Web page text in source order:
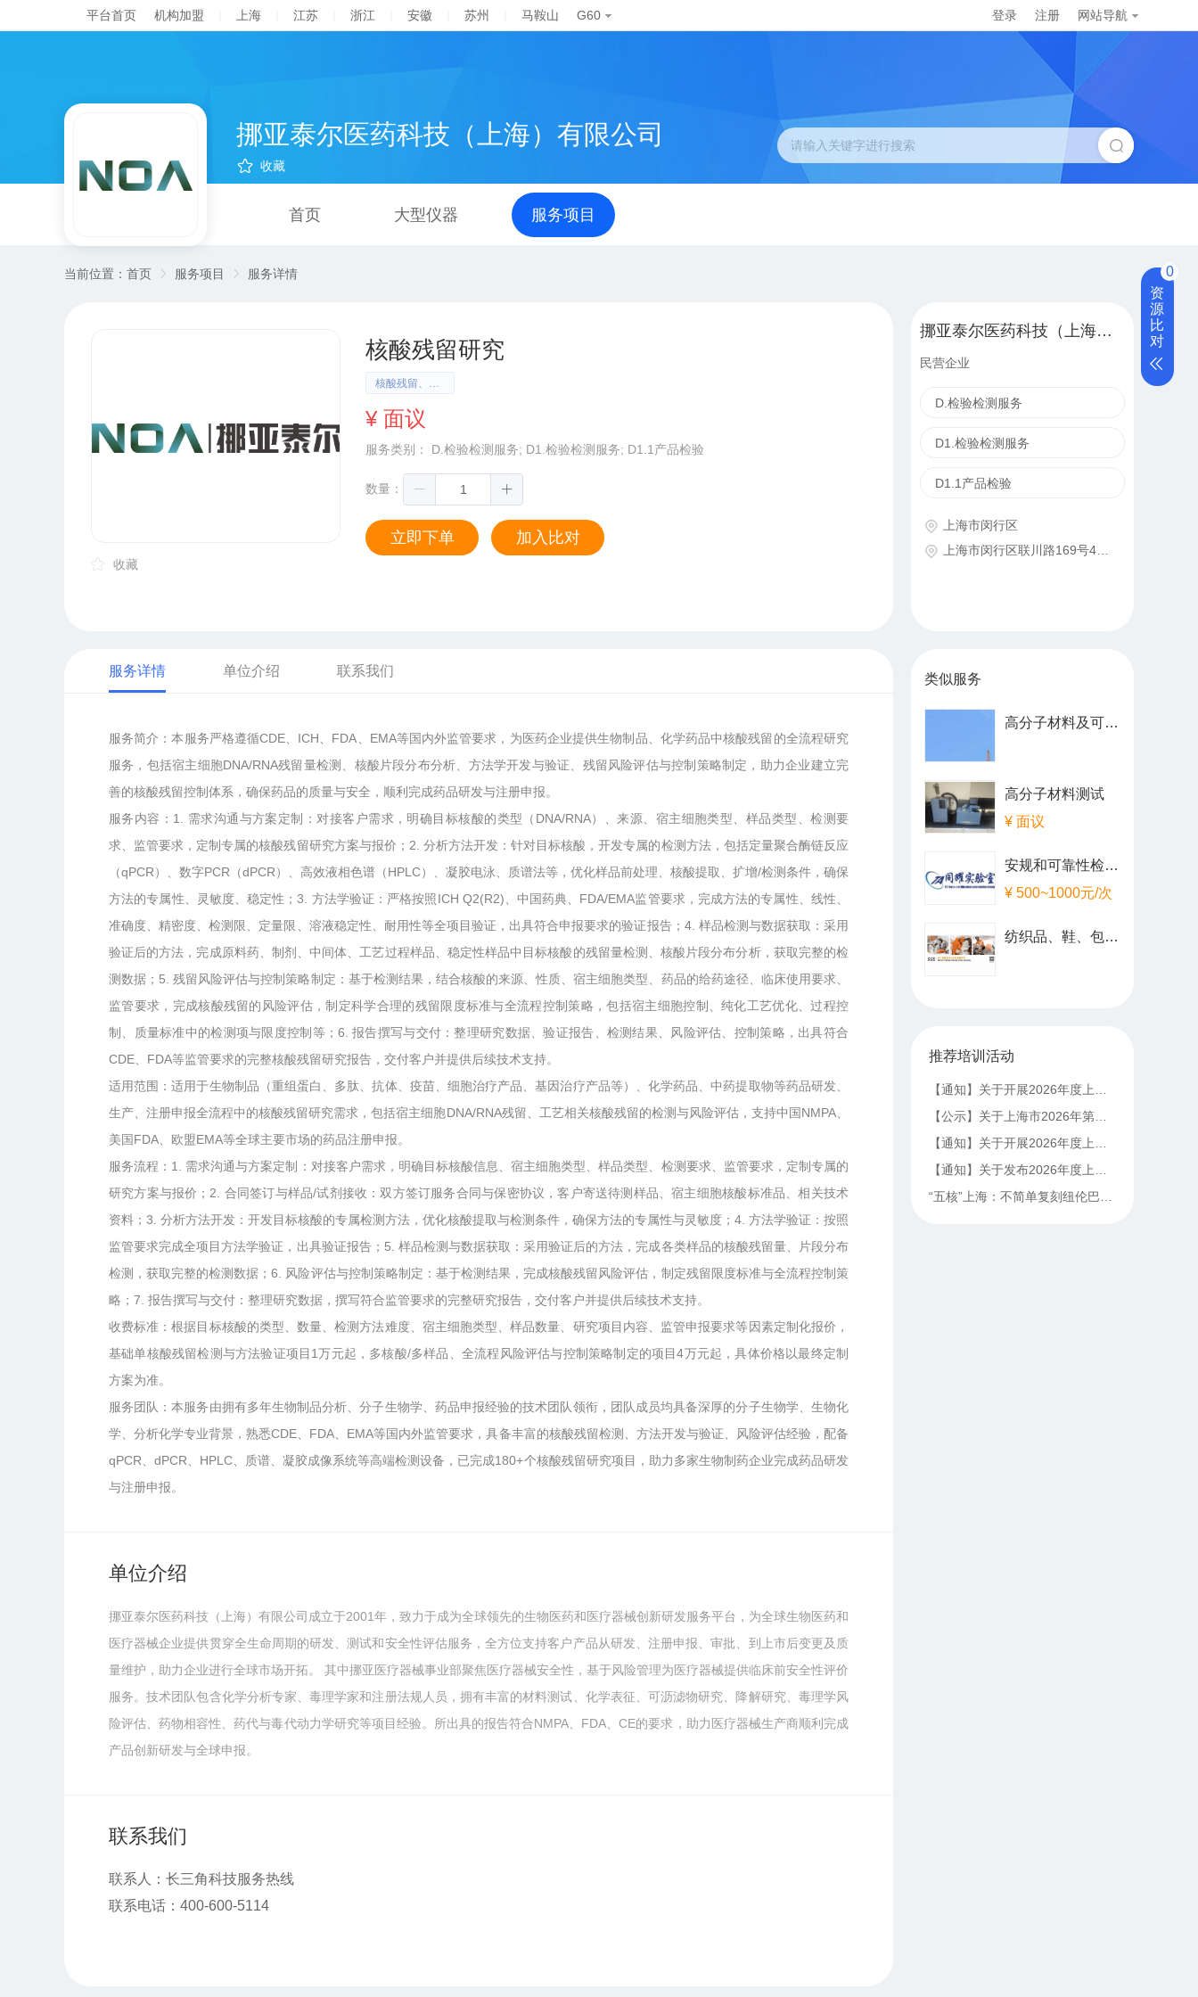
平台首页 机构加盟 上海 江苏 浙江 安徽 苏州 马鞍山 G60 登录 注册 网站导航
挪亚泰尔医药科技（上海）有限公司
收藏
首页 大型仪器 服务项目
当前位置： 首页 服务项目 服务详情
收藏
核酸残留研究
核酸残留、DNA残留、RNA残留、宿主细胞核酸、生物制品、CDE指导原则、ICH
¥ 面议
服务类别： D.检验检测服务; D1.检验检测服务; D1.1产品检验
数量：
立即下单 加入比对
服务详情 单位介绍 联系我们
服务简介：本服务严格遵循CDE、ICH、FDA、EMA等国内外监管要求，为医药企业提供生物制品、化学药品中核酸残留的全流程研究
服务，包括宿主细胞DNA/RNA残留量检测、核酸片段分布分析、方法学开发与验证、残留风险评估与控制策略制定，助力企业建立完
善的核酸残留控制体系，确保药品的质量与安全，顺利完成药品研发与注册申报。
服务内容：1. 需求沟通与方案定制：对接客户需求，明确目标核酸的类型（DNA/RNA）、来源、宿主细胞类型、样品类型、检测要
求、监管要求，定制专属的核酸残留研究方案与报价；2. 分析方法开发：针对目标核酸，开发专属的检测方法，包括定量聚合酶链反应
（qPCR）、数字PCR（dPCR）、高效液相色谱（HPLC）、凝胶电泳、质谱法等，优化样品前处理、核酸提取、扩增/检测条件，确保
方法的专属性、灵敏度、稳定性；3. 方法学验证：严格按照ICH Q2(R2)、中国药典、FDA/EMA监管要求，完成方法的专属性、线性、
准确度、精密度、检测限、定量限、溶液稳定性、耐用性等全项目验证，出具符合申报要求的验证报告；4. 样品检测与数据获取：采用
验证后的方法，完成原料药、制剂、中间体、工艺过程样品、稳定性样品中目标核酸的残留量检测、核酸片段分布分析，获取完整的检
测数据；5. 残留风险评估与控制策略制定：基于检测结果，结合核酸的来源、性质、宿主细胞类型、药品的给药途径、临床使用要求、
监管要求，完成核酸残留的风险评估，制定科学合理的残留限度标准与全流程控制策略，包括宿主细胞控制、纯化工艺优化、过程控
制、质量标准中的检测项与限度控制等；6. 报告撰写与交付：整理研究数据、验证报告、检测结果、风险评估、控制策略，出具符合
CDE、FDA等监管要求的完整核酸残留研究报告，交付客户并提供后续技术支持。
适用范围：适用于生物制品（重组蛋白、多肽、抗体、疫苗、细胞治疗产品、基因治疗产品等）、化学药品、中药提取物等药品研发、
生产、注册申报全流程中的核酸残留研究需求，包括宿主细胞DNA/RNA残留、工艺相关核酸残留的检测与风险评估，支持中国NMPA、
美国FDA、欧盟EMA等全球主要市场的药品注册申报。
服务流程：1. 需求沟通与方案定制：对接客户需求，明确目标核酸信息、宿主细胞类型、样品类型、检测要求、监管要求，定制专属的
研究方案与报价；2. 合同签订与样品/试剂接收：双方签订服务合同与保密协议，客户寄送待测样品、宿主细胞核酸标准品、相关技术
资料；3. 分析方法开发：开发目标核酸的专属检测方法，优化核酸提取与检测条件，确保方法的专属性与灵敏度；4. 方法学验证：按照
监管要求完成全项目方法学验证，出具验证报告；5. 样品检测与数据获取：采用验证后的方法，完成各类样品的核酸残留量、片段分布
检测，获取完整的检测数据；6. 风险评估与控制策略制定：基于检测结果，完成核酸残留风险评估，制定残留限度标准与全流程控制策
略；7. 报告撰写与交付：整理研究数据，撰写符合监管要求的完整研究报告，交付客户并提供后续技术支持。
收费标准：根据目标核酸的类型、数量、检测方法难度、宿主细胞类型、样品数量、研究项目内容、监管申报要求等因素定制化报价，
基础单核酸残留检测与方法验证项目1万元起，多核酸/多样品、全流程风险评估与控制策略制定的项目4万元起，具体价格以最终定制
方案为准。
服务团队：本服务由拥有多年生物制品分析、分子生物学、药品申报经验的技术团队领衔，团队成员均具备深厚的分子生物学、生物化
学、分析化学专业背景，熟悉CDE、FDA、EMA等国内外监管要求，具备丰富的核酸残留检测、方法开发与验证、风险评估经验，配备
qPCR、dPCR、HPLC、质谱、凝胶成像系统等高端检测设备，已完成180+个核酸残留研究项目，助力多家生物制药企业完成药品研发
与注册申报。
单位介绍
挪亚泰尔医药科技（上海）有限公司成立于2001年，致力于成为全球领先的生物医药和医疗器械创新研发服务平台，为全球生物医药和
医疗器械企业提供贯穿全生命周期的研发、测试和安全性评估服务，全方位支持客户产品从研发、注册申报、审批、到上市后变更及质
量维护，助力企业进行全球市场开拓。 其中挪亚医疗器械事业部聚焦医疗器械安全性，基于风险管理为医疗器械提供临床前安全性评价
服务。技术团队包含化学分析专家、毒理学家和注册法规人员，拥有丰富的材料测试、化学表征、可沥滤物研究、降解研究、毒理学风
险评估、药物相容性、药代与毒代动力学研究等项目经验。所出具的报告符合NMPA、FDA、CE的要求，助力医疗器械生产商顺利完成
产品创新研发与全球申报。
联系我们
联系人：长三角科技服务热线
联系电话：400-600-5114
挪亚泰尔医药科技（上海）有限公司
民营企业
D.检验检测服务
D1.检验检测服务
D1.1产品检验
上海市闵行区
上海市闵行区联川路169号4幢三层
类似服务
高分子材料及可靠性测试、建设工程&建筑材料测试、无损检测、金属材料检测等
高分子材料测试
¥ 面议
安规和可靠性检测服务
¥ 500~1000元/次
纺织品、鞋、包、配饰相关产品及其原材料
推荐培训活动
资
源
比
对
0